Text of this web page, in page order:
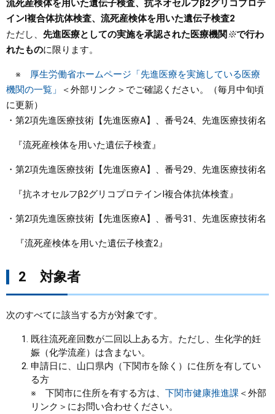
県政情報
流死産検体を用いた遺伝子検査、抗ネオセルフβ2グリコプロテ
インI複合体抗体検査、流死産検体を用いた遺伝子検査2
ただし、 先進医療としての実施を承認された医療機関 ※で行わ
れたものに限ります。
※ 厚生労働省ホームページ「先進医療を実施している医療
機関の一覧」
＜外部リンク＞ でご確認ください。（毎月中旬頃
に更新）
・第2項先進医療技術【先進医療A】、番号24、先進医療技術名
『流死産検体を用いた遺伝子検査』
・第2項先進医療技術【先進医療A】、番号29、先進医療技術名
『抗ネオセルフβ2グリコプロテインI複合体抗体検査』
・第2項先進医療技術【先進医療A】、番号31、先進医療技術名
『流死産検体を用いた遺伝子検査2』
2 対象者
次のすべてに該当する方が対象です。
既往流死産回数が二回以上ある方。ただし、生化学的妊
娠（化学流産）は含まない。
申請日に、山口県内（下関市を除く）に住所を有してい
る方
※ 下関市に住所を有する方は、 下関市健康推進課 ＜外部
リンク＞ にお問い合わせください。